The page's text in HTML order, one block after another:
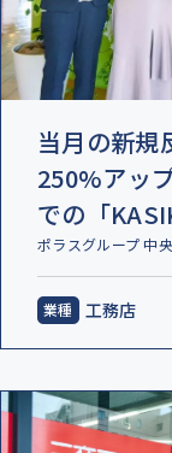
当月の新規
250%アッ
での「
ポラスグループ 中
工務店